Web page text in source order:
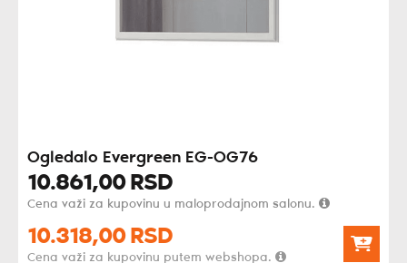
Ogledalo Evergreen EG-OG76
10.861,00 RSD
Cena važi za kupovinu u maloprodajnom salonu.
10.318,00 RSD
Cena važi za kupovinu putem webshopa.